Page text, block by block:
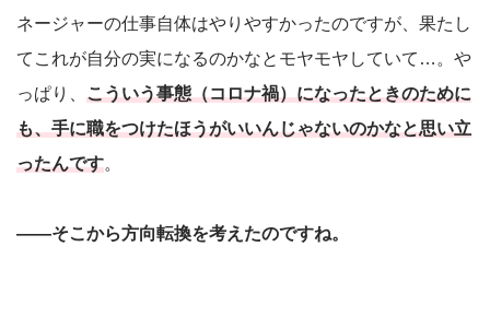
ネージャーの仕事自体はやりやすかったのですが、果たし
てこれが自分の実になるのかなとモヤモヤしていて…。や
っぱり、 こういう事態（コロナ禍）になったときのために
も、手に職をつけたほうがいいんじゃないのかなと思い立
ったんです。
――そこから方向転換を考えたのですね。